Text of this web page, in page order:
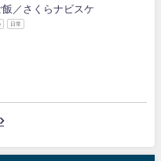
／さくらナビスケ
日常